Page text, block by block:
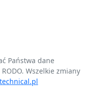
Państwa dane
Wszelkie zmiany